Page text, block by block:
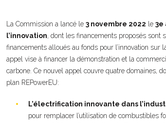
La Commission a lancé le 3 novembre 2022 le 3e
l’innovation, dont les financements proposés sont
financements alloués au fonds pour l’innovation sur
appel vise à financer la démonstration et la
carbone. Ce nouvel appel couvre quatre domaines,
plan REPowerEU:
L’électrification innovante dans
pour remplacer l’utilisation de combustibles